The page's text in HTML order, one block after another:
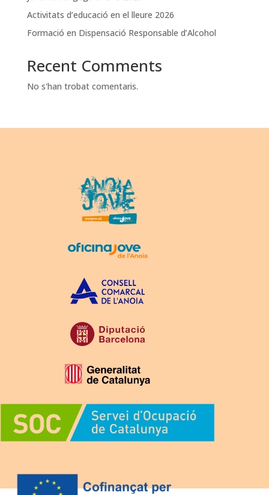
Activitats d’educació en el lleure 2026
Formació en Dispensació Responsable d’Alcohol
Recent Comments
No s'han trobat comentaris.